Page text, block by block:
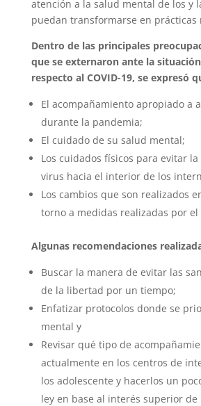
atención a la salud mental de los y
puedan transformarse en prácticas
Dentro de las principales
que se externaron ante la
respecto al COVID-19, se expresó
El acompañamiento apropiado a
durante la pandemia;
El cuidado de su salud mental;
Los cuidados físicos para evitar
virus hacia el interior de los
Los cambios que son realizados
torno a medidas realizadas por el
Algunas recomendaciones
Buscar la manera de evitar las
de la libertad por un tiempo;
Enfatizar protocolos donde se
mental y
Revisar qué tipo de
actualmente en los centros de
los adolescente y hacerlos un
ley en base al interés superior de